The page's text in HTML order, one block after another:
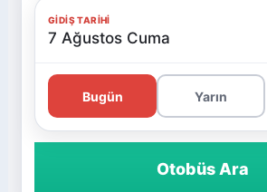
GIDIŞ TARIHI
7 Ağustos Cuma
Bugün Yarın
Otobüs Ara